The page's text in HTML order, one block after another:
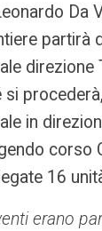
Da
partirà
direzione
si
in
corso
16
erano